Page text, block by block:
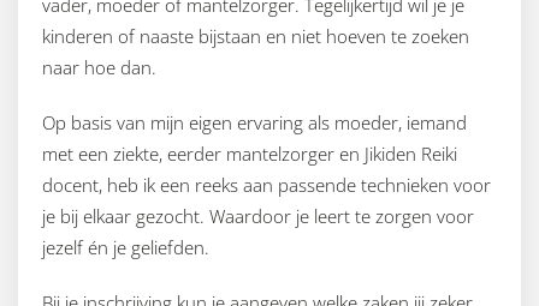
vader, moeder of mantelzorger. Tegelijkertijd wil je je
kinderen of naaste bijstaan en niet hoeven te zoeken
naar hoe dan.
Op basis van mijn eigen ervaring als moeder, iemand
met een ziekte, eerder mantelzorger en Jikiden Reiki
docent, heb ik een reeks aan passende technieken voor
je bij elkaar gezocht. Waardoor je leert te zorgen voor
jezelf én je geliefden.